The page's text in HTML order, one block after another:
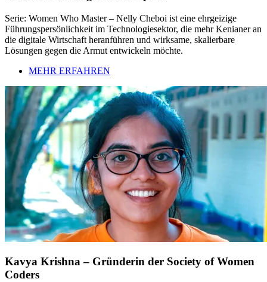
Serie: Women Who Master – Nelly Cheboi ist eine ehrgeizige
Führungspersönlichkeit im Technologiesektor, die mehr Kenianer an
die digitale Wirtschaft heranführen und wirksame, skalierbare
Lösungen gegen die Armut entwickeln möchte.
MEHR ERFAHREN
Kavya Krishna – Gründerin der Society of Women
Coders